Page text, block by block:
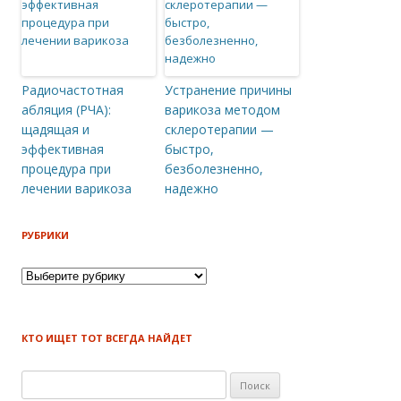
Радиочастотная
абляция (РЧА):
щадящая и
эффективная
процедура при
лечении варикоза
Устранение причины
варикоза методом
склеротерапии —
быстро,
безболезненно,
надежно
РУБРИКИ
Рубрики
КТО ИЩЕТ ТОТ ВСЕГДА НАЙДЕТ